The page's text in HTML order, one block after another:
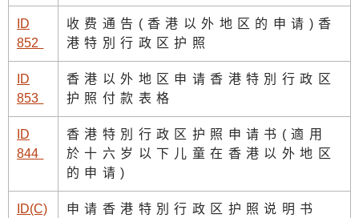
ID
852
收费通告(香港以外地区的申请)香
港特別行政区护照
ID
853
香港以外地区申请香港特別行政区
护照付款表格
ID
844
香港特別行政区护照申请书(適用
於十六岁以下儿童在香港以外地区
的申请)
ID(C)
申请香港特別行政区护照说明书